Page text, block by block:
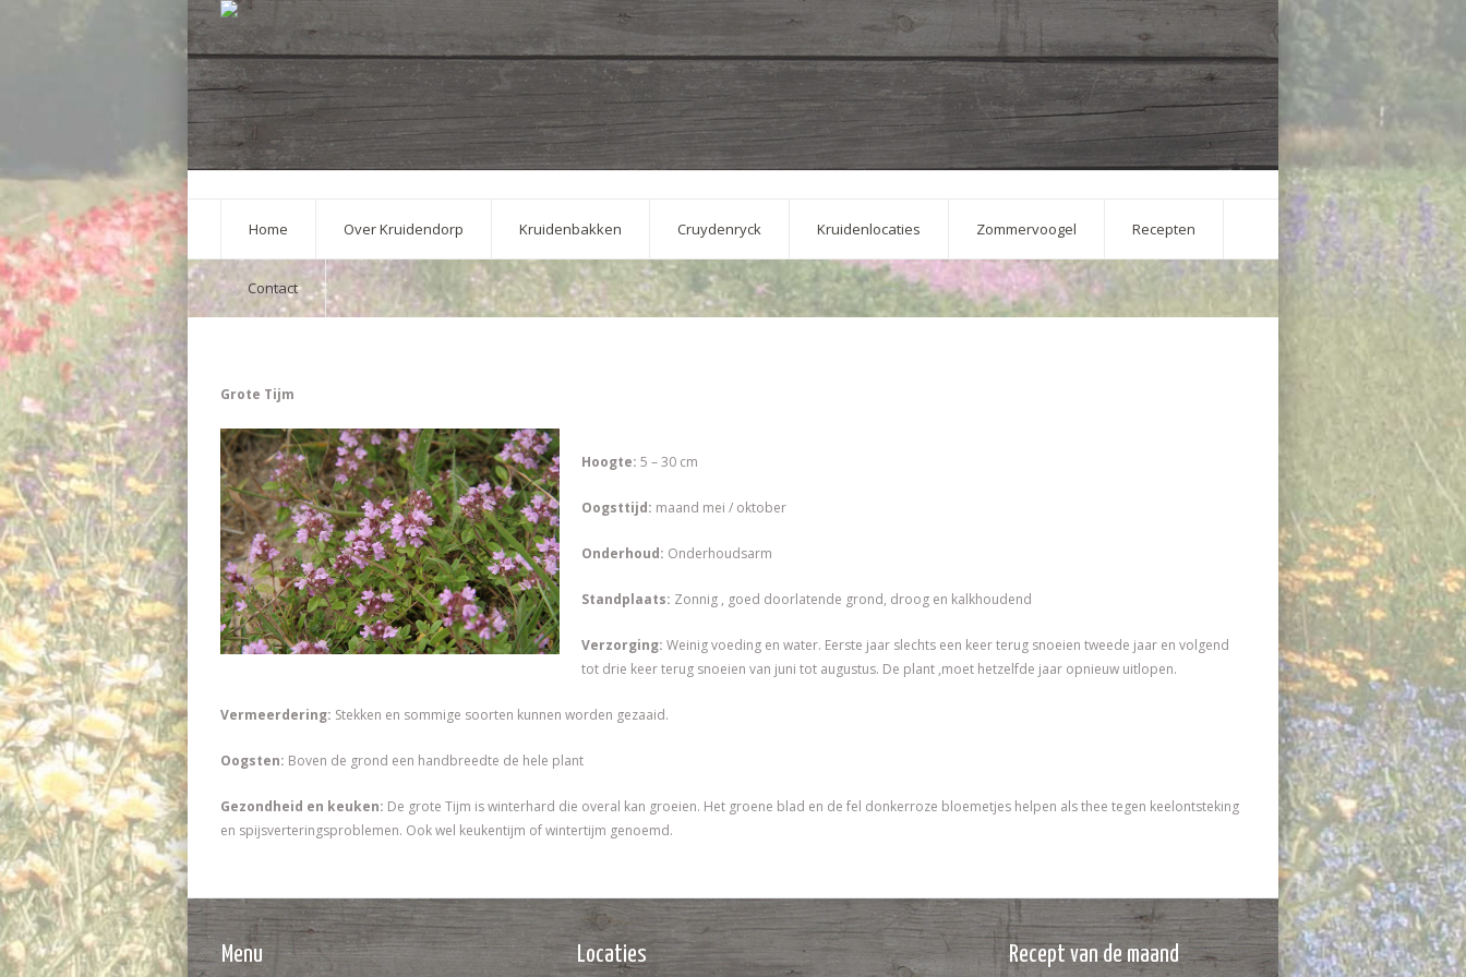
Home Over Kruidendorp Kruidenbakken Cruydenryck Kruidenlocaties Zommervoogel Recepten
Contact
Grote Tijm
Hoogte: 5 – 30 cm
Oogsttijd: maand mei / oktober
Onderhoud: Onderhoudsarm
Standplaats: Zonnig , goed doorlatende grond, droog en kalkhoudend
Verzorging: Weinig voeding en water. Eerste jaar slechts een keer terug snoeien tweede jaar en volgend
tot drie keer terug snoeien van juni tot augustus. De plant ,moet hetzelfde jaar opnieuw uitlopen.
Vermeerdering: Stekken en sommige soorten kunnen worden gezaaid.
Oogsten: Boven de grond een handbreedte de hele plant
Gezondheid en keuken: De grote Tijm is winterhard die overal kan groeien. Het groene blad en de fel donkerroze bloemetjes helpen als thee tegen keelontsteking
en spijsverteringsproblemen. Ook wel keukentijm of wintertijm genoemd.
Menu Locaties Recept van de maand